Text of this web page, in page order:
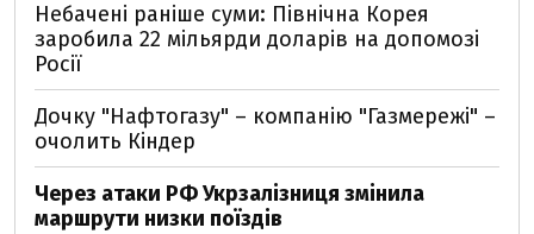
Небачені раніше суми: Північна Корея
заробила 22 мільярди доларів на допомозі
Росії
Дочку "Нафтогазу" – компанію "Газмережі" –
очолить Кіндер
Через атаки РФ Укрзалізниця змінила
маршрути низки поїздів